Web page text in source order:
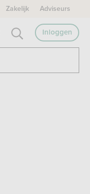
Zakelijk Adviseurs
Inloggen